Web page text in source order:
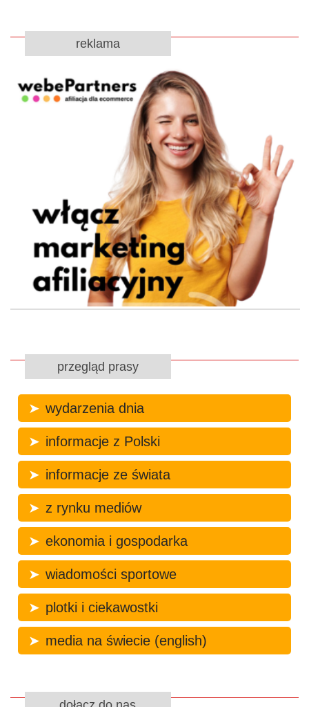
reklama
przegląd prasy
wydarzenia dnia
informacje z Polski
informacje ze świata
z rynku mediów
ekonomia i gospodarka
wiadomości sportowe
plotki i ciekawostki
media na świecie (english)